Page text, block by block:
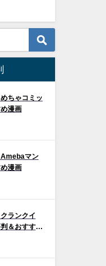
ちゃコミッ
漫画
Amebaマン
漫画
ランクイ
＆おすすめ